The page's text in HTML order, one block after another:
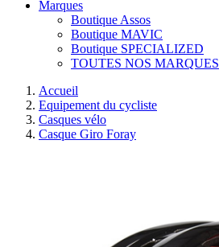
Marques
Boutique Assos
Boutique MAVIC
Boutique SPECIALIZED
TOUTES NOS MARQUES
Accueil
Equipement du cycliste
Casques vélo
Casque Giro Foray